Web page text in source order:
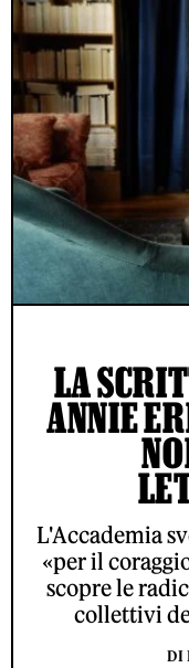
LA
ANNIE
L'Accademia
«per il
scopre le
collettivi
DI